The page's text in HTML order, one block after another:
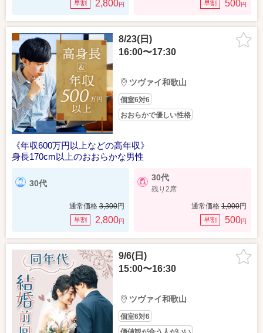
早割 2,800円 早割 500円
8/23(日)
16:00〜17:30
ツヴァイ和歌山
個室6対6
おおらかで優しい性格
《年収600万円以上などの高年収》
身長170cm以上のおおらかな男性
30代
通常価格 3,300円
早割 2,800円
30代
残り2席
通常価格 1,000円
早割 500円
9/6(日)
15:00〜16:30
ツヴァイ和歌山
個室6対6